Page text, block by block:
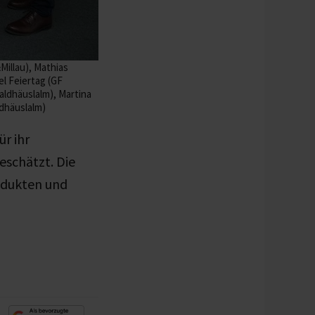
Mathias
Feiertag (GF
Martina
ihr
Die
und